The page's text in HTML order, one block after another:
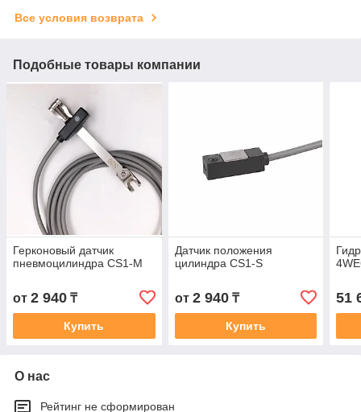
Все условия возврата
Подобные товары компании
Герконовый датчик
пневмоцилиндра CS1-M
от 2 940 ₸
Купить
Датчик положения
цилиндра CS1-S
от 2 940₸
Купить
51
О нас
Рейтинг не сформирован